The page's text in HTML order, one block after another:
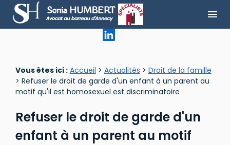
menu
Vous êtes ici : Accueil > Actualités > Droit de la famille
> Refuser le droit de garde d'un enfant à un parent au
motif qu'il est homosexuel est discriminatoire
Refuser le droit de garde d'un
enfant à un parent au motif
Panneau de gestion des cookies